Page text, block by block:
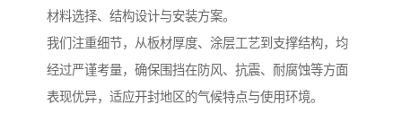
材料选择、结构设计与安装方案。
我们注重细节，从板材厚度、涂层工艺到支撑结构，均
经过严谨考量，确保围挡在防风、抗震、耐腐蚀等方面
表现优异，适应开封地区的气候特点与使用环境。